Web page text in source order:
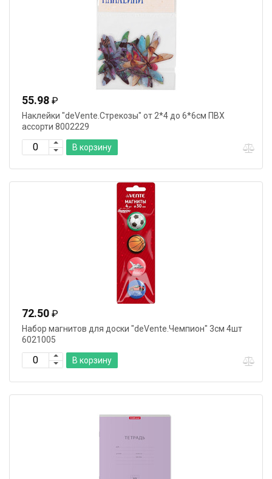
55.98 ₽
Наклейки "deVente.Стрекозы" от 2*4 до 6*6см ПВХ
ассорти 8002229
В корзину
72.50 ₽
Набор магнитов для доски "deVente.Чемпион" 3см 4шт
6021005
В корзину